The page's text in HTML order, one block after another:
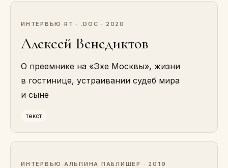
ИНТЕРВЬЮ · RT · .DOC · 2020
Алексей Венедиктов
О преемнике на «Эхе Москвы», жизни
в гостинице, устраивании судеб мира
и сыне
текст
ИНТЕРВЬЮ · АЛЬПИНА ПАБЛИШЕР · 2019